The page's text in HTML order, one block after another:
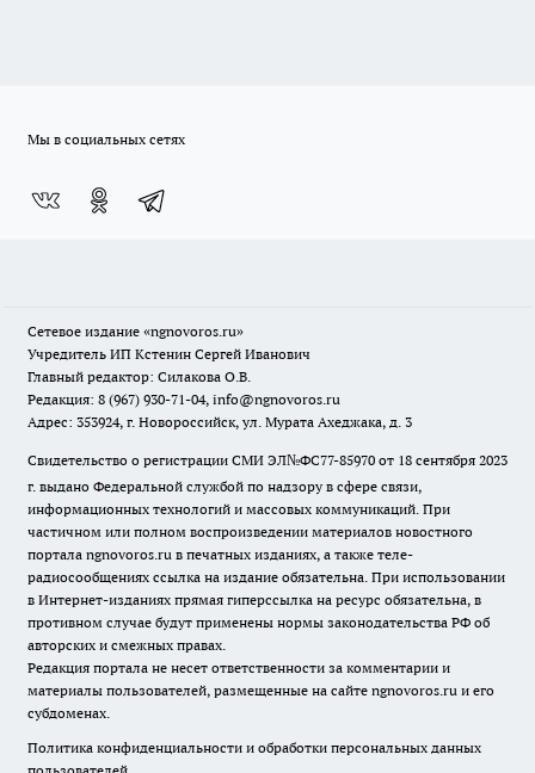
Мы в социальных сетях
Сетевое издание «ngnovoros.ru»
Учредитель ИП Кстенин Сергей Иванович
Главный редактор: Силакова О.В.
Редакция: 8 (967) 930-71-04, info@ngnovoros.ru
Адрес: 353924, г. Новороссийск, ул. Мурата Ахеджака, д. 3
Свидетельство о регистрации СМИ ЭЛ№ФС77-85970 от 18 сентября 2023
г. выдано Федеральной службой по надзору в сфере связи,
информационных технологий и массовых коммуникаций. При
частичном или полном воспроизведении материалов новостного
портала ngnovoros.ru в печатных изданиях, а также теле-
радиосообщениях ссылка на издание обязательна. При использовании
в Интернет-изданиях прямая гиперссылка на ресурс обязательна, в
противном случае будут применены нормы законодательства РФ об
авторских и смежных правах.
Редакция портала не несет ответственности за комментарии и
материалы пользователей, размещенные на сайте ngnovoros.ru и его
субдоменах.
Политика конфиденциальности и обработки персональных данных